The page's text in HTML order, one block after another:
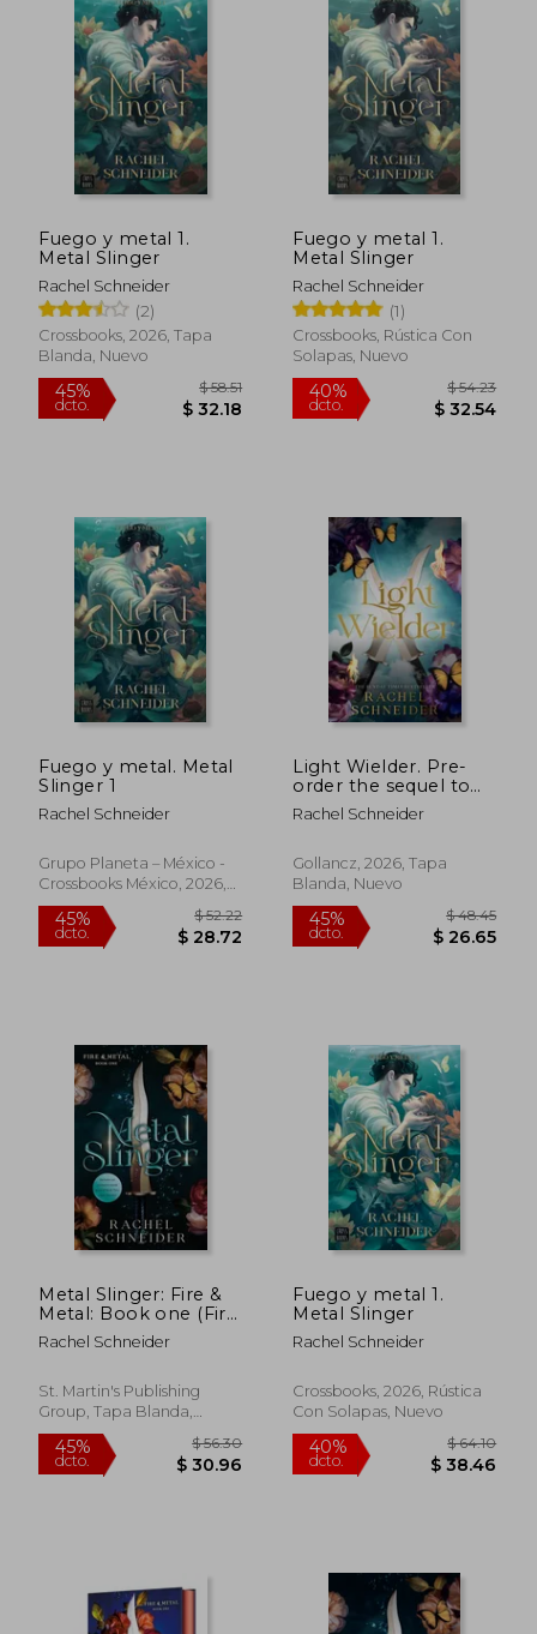
45%
dcto. $ 27.86
45%
dcto.
Fuego y metal 1.
Metal Slinger
Rachel Schneider
(2)
Crossbooks, 2026, Tapa
Blanda, Nuevo
45%
dcto. $ 32.18
Fuego y metal 1.
Metal Slinger
Rachel Schneider
(1)
Crossbooks, Rústica Con
Solapas, Nuevo
40%
dcto.
Fuego y metal. Metal
Slinger 1
Rachel Schneider
Grupo Planeta – México -
Crossbooks México, 2026,
Tapa Blanda, Nuevo
45%
dcto. $ 28.72
Light Wielder. Pre-
order the sequel to
the romantasy
smash-hit Metal
Rachel Schneider
Gollancz, 2026, Tapa
Blanda, Nuevo
45%
dcto.
Metal Slinger: Fire &
Metal: Book one (Fire
& Metal, 1) (en Inglés)
Rachel Schneider
St. Martin's Publishing
Group, Tapa Blanda,
Nuevo
Fuego y metal 1.
Metal Slinger
Rachel Schneider
Crossbooks, 2026, Rústica
Con Solapas, Nuevo